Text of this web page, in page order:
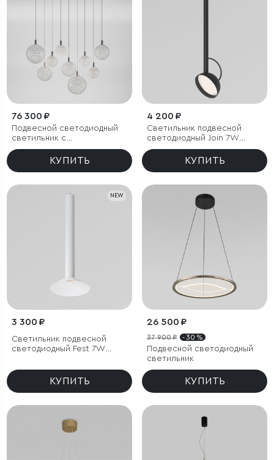
76 300 ₽
Подвесной светодиодный
светильник с
металлическими
плафонамиКУПИТЬ
4 200 ₽
Светильник подвесной
светодиодный Join 7W
3000K черный
КУПИТЬ
NEW
3 300 ₽
Светильник подвесной
светодиодный Fest 7W
КУПИТЬ
26 500 ₽
37 900 ₽ - 30 %
Подвесной светодиодный
светильник
КУПИТЬ